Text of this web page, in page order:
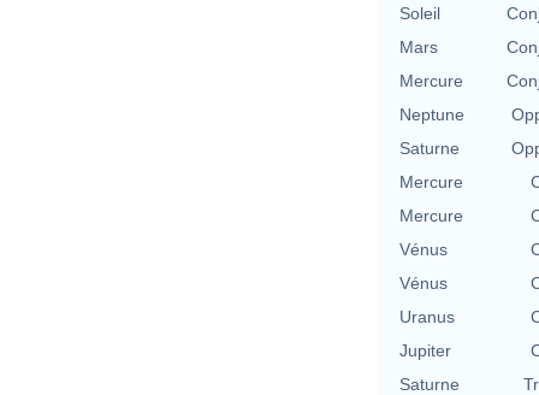
Soleil
Mars
Mercure
Neptune
Saturne
Mercure
Mercure
Vénus
Vénus
Uranus
Jupiter
Saturne